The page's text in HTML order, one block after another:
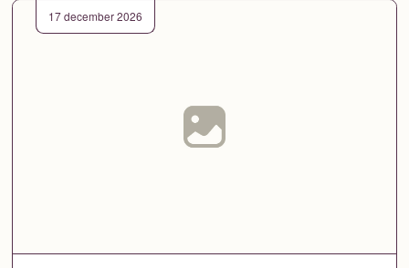
17 december 2026